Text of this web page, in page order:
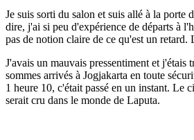
Je suis sorti du salon et suis allé à la porte
dire, j'ai si peu d'expérience de départs à
pas de notion claire de ce qu'est un retard.
J'avais un mauvais pressentiment et j'étais
sommes arrivés à Jogjakarta en toute
1 heure 10, c'était passé en un instant. Le
serait cru dans le monde de Laputa.